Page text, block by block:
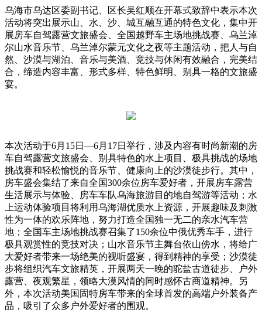
乌海市乌达区委副书记、区长吴红顺在开幕式致辞中表示本次
活动将突出展示山、水、沙、城互融互通的特色文化，集中开
展房车自驾露营文旅盛会、全国越野车主场地挑战赛、乌兰淖
尔山水音乐节、乌兰淖尔蒙元文化之夜等主题活动，把人与自
然、沙漠与湖泊、音乐与美酒、竞技与休闲有效融合，完美结
合，缔造内容丰富、形式多样、特色鲜明、别具一格的文旅盛
宴。
本次活动于6月15日—6月17日举行，涉及内容有时尚新潮的房
车自驾露营文旅盛会、别具特色的水上项目、极具挑战的场地
挑战赛和轻松愉悦的音乐节、健康向上的沙漠徒步行。其中，
房车盛会集结了来自全国300余位房车爱好者，开展房车露营
生活展示与体验、房车车队乌海旅游目的地自驾游等活动；水
上运动体验项目将利用乌海湖优质水上资源，开展趣味及刺激
性为一体的欢乐阵地，努力打造全国独一无二的亲水汽车营
地；全国车主场地挑战赛召集了150余位中俄优秀车手，进行
极具观赏性的竞技对决；山水音乐节主舞台依山傍水，将给广
大爱好者带来一场绝美的视听盛宴，得到精神的享受；沙漠徒
步将组织汽车文旅精英，开展两天一晚的驼盐古道徒步、户外
露营、夜观繁星，领略大漠风情的同时感怀古商道精神。另
外，本次活动美国固特房车带来的全球首发的高端户外装备产
品，吸引了众多户外爱好者的围观。